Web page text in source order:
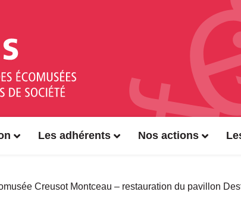
Les adhérents Nos actions
Creusot Montceau – restauration du pavillon